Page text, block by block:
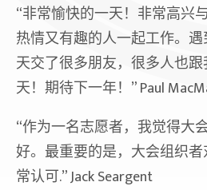
“非常愉快的一天！非常高兴
热情又有趣的人一起工作。
天交了很多朋友，很多人也
天！期待下一年！” Paul
“作为一名志愿者，我觉得大
好。最重要的是，大会组织
常认可.” Jack Seargent